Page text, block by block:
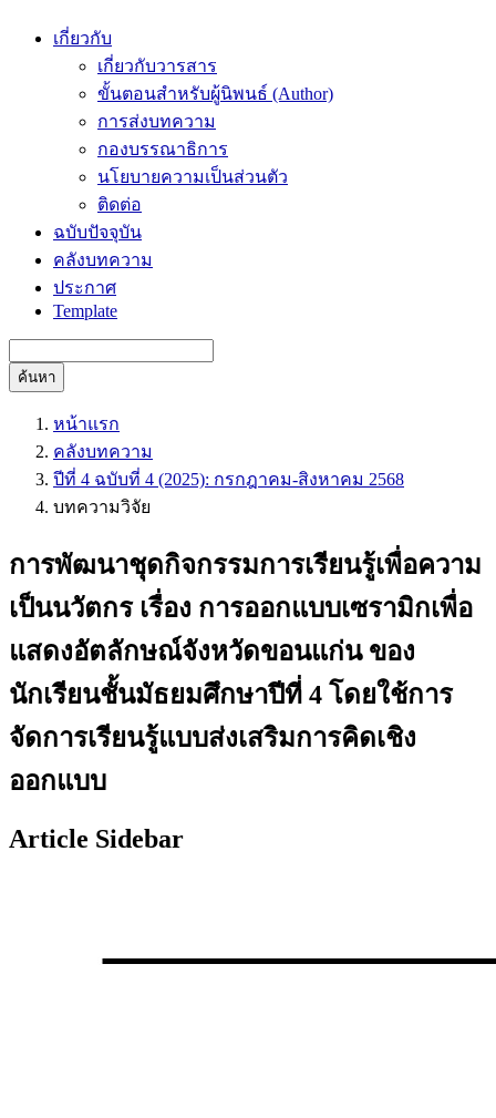
เกี่ยวกับ
เกี่ยวกับวารสาร
ขั้นตอนสำหรับผู้นิพนธ์ (Author)
การส่งบทความ
กองบรรณาธิการ
นโยบายความเป็นส่วนตัว
ติดต่อ
ฉบับปัจจุบัน
คลังบทความ
ประกาศ
Template
ค้นหา
หน้าแรก
คลังบทความ
ปีที่ 4 ฉบับที่ 4 (2025): กรกฎาคม-สิงหาคม 2568
บทความวิจัย
การพัฒนาชุดกิจกรรมการเรียนรู้เพื่อความ
เป็นนวัตกร เรื่อง การออกแบบเซรามิกเพื่อ
แสดงอัตลักษณ์จังหวัดขอนแก่น ของ
นักเรียนชั้นมัธยมศึกษาปีที่ 4 โดยใช้การ
จัดการเรียนรู้แบบส่งเสริมการคิดเชิง
ออกแบบ
Article Sidebar